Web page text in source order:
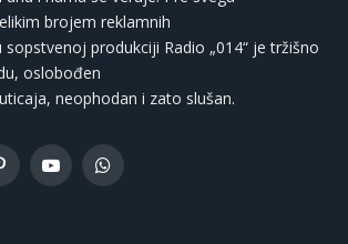
brojem reklamnih
produkciji Radio „014“ je tržišno
oslobođen
neophodan i zato slušan.
YouTubeWhatsApp